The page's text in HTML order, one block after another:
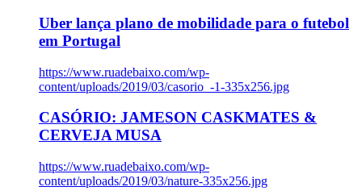
Uber lança plano de mobilidade para o futebol
em Portugal
https://www.ruadebaixo.com/wp-
content/uploads/2019/03/casorio_-1-335x256.jpg
CASÓRIO: JAMESON CASKMATES &
CERVEJA MUSA
https://www.ruadebaixo.com/wp-
content/uploads/2019/03/nature-335x256.jpg